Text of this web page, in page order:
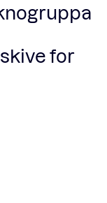
for